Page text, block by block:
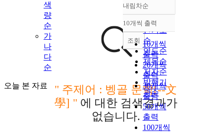
색
량
순
가
나
다
순
오늘 본 자료
정확도
순
인기도
순
연도순
제목순
저자순
발행기
관순
내림차순
내림차순
10개씩 출력
10개씩
출력
20개씩
출력
30개씩
출력
50개씩
출력
100개씩
조회
" 주제어 : 벵골 문학[--文
學] " 에 대한 검색결과가
없습니다.